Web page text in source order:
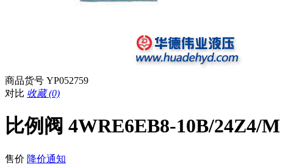
商品货号 YP052759
对比 收藏 (0)
比例阀 4WRE6EB8-10B/24Z4/M
售价 降价通知